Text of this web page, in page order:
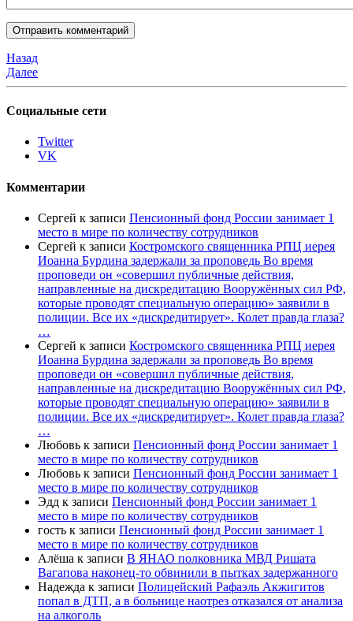
Назад
Далее
Социальные сети
Twitter
VK
Комментарии
Сергей к записи Пенсионный фонд России занимает 1
место в мире по количеству сотрудников
Сергей к записи Костромского священника РПЦ иерея
Иоанна Бурдина задержали за проповедь Во время
проповеди он «совершил публичные действия,
направленные на дискредитацию Вооружённых сил РФ,
которые проводят специальную операцию» заявили в
полиции. Все их «дискредитирует». Колет правда глаза?
…
Сергей к записи Костромского священника РПЦ иерея
Иоанна Бурдина задержали за проповедь Во время
проповеди он «совершил публичные действия,
направленные на дискредитацию Вооружённых сил РФ,
которые проводят специальную операцию» заявили в
полиции. Все их «дискредитирует». Колет правда глаза?
…
Любовь к записи Пенсионный фонд России занимает 1
место в мире по количеству сотрудников
Любовь к записи Пенсионный фонд России занимает 1
место в мире по количеству сотрудников
Эдд к записи Пенсионный фонд России занимает 1
место в мире по количеству сотрудников
гость к записи Пенсионный фонд России занимает 1
место в мире по количеству сотрудников
Алёша к записи В ЯНАО полковника МВД Ришата
Вагапова наконец-то обвинили в пытках задержанного
Надежда к записи Полицейский Рафаэль Акжигитов
попал в ДТП, а в больнице наотрез отказался от анализа
на алкоголь